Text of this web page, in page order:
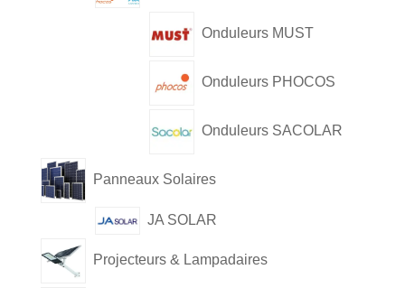
Onduleurs MUST
Onduleurs PHOCOS
Onduleurs SACOLAR
Panneaux Solaires
JA SOLAR
Projecteurs & Lampadaires